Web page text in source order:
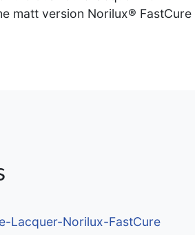
matt version Norilux®
Lacquer-Norilux-FastCure